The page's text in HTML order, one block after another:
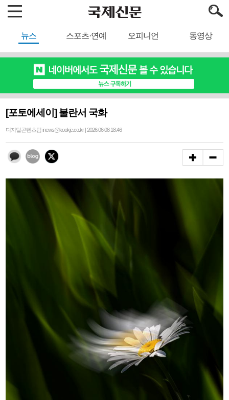
뉴스 스포츠·연예 오피니언 동영상
[포토에세이] 불란서 국화
디지털콘텐츠팀 inews@kookje.co.kr | 2026.06.08 18:46